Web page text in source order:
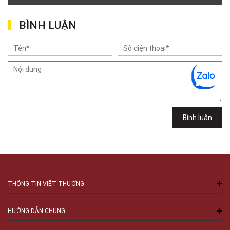
Lê Văn Việt, Phường Tăng Nhơn Phú, TPHCM, Quận 9, Hồ Chí Minh
Việt Thương Music - 302 Cầu Giấy
Gian hàng G9-10 TTTM Discovery Complex, số 302 Cầu Giấy, Phường
Việt Thương Music - 289 Vành Đai Trong
289 Vành Đai Trong, Phường An Lạc, TPHCM, Quận Bình Tân, Hồ Chí
Minh
102Q Đường An Dương Vương, Phường An Đông, TPHCM, Quận 5, Hồ Chí
BÌNH LUẬN
Bình luận
THÔNG TIN VIỆT THƯƠNG
HƯỚNG DẪN CHUNG